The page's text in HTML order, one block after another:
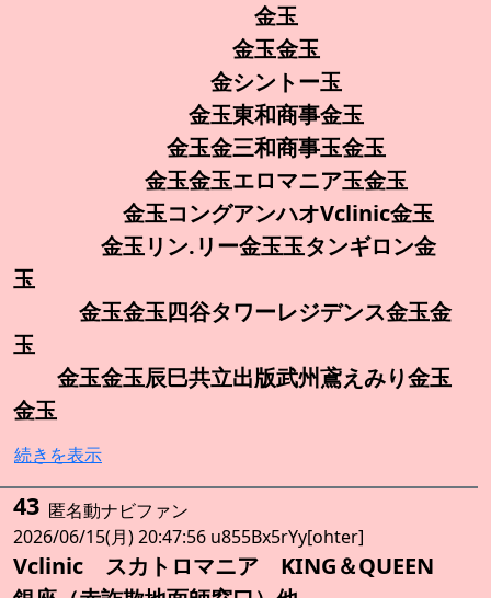
金玉
金玉金玉
金シントー玉
金玉東和商事金玉
金玉金三和商事玉金玉
金玉金玉エロマニア玉金玉
金玉コングアンハオVclinic金玉
金玉リン.リー金玉玉タンギロン金
玉
金玉金玉四谷タワーレジデンス金玉金
玉
金玉金玉辰巳共立出版武州鳶えみり金玉
金玉
続きを表示
43 匿名動ナビファン
2026/06/15(月) 20:47:56 u855Bx5rYy[ohter]
Vclinic スカトロマニア KING＆QUEEN